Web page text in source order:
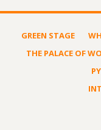
GREEN STAGE
THE PALACE OF